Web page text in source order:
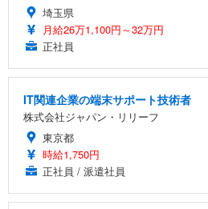
埼玉県
月給26万1,100円～32万円
正社員
IT関連企業の端末サポート技術者
株式会社ジャパン・リリーフ
東京都
時給1,750円
正社員 / 派遣社員